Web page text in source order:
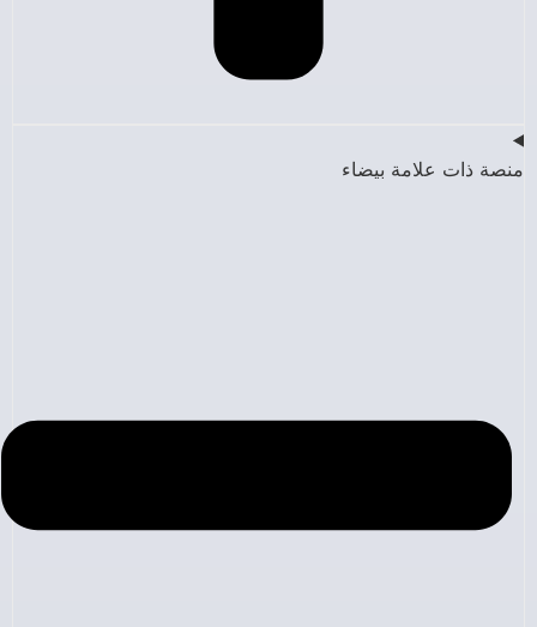
منصة ذات علامة بيضاء